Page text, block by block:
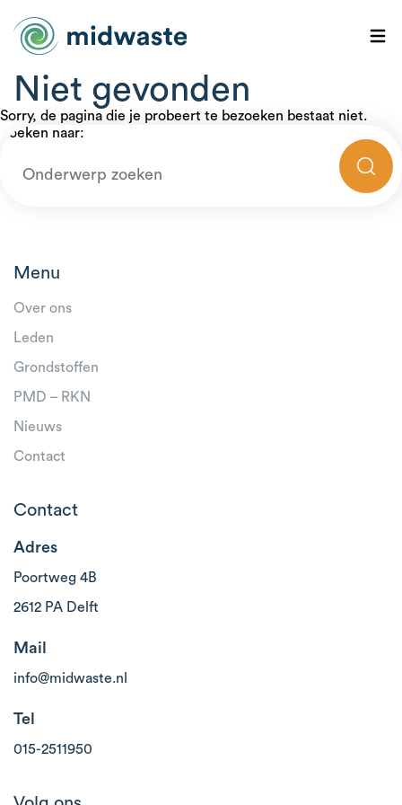
Niet gevonden
Sorry, de pagina die je probeert te bezoeken bestaat niet.
Zoeken naar:
Menu
Over ons
Leden
Grondstoffen
PMD – RKN
Nieuws
Contact
Contact
Adres
Poortweg 4B
2612 PA Delft
Mail
info@midwaste.nl
Tel
015-2511950